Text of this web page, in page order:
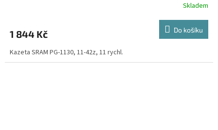
Skladem
1 844 Kč Do košíku
Kazeta SRAM PG-1130, 11-42z, 11 rychl.